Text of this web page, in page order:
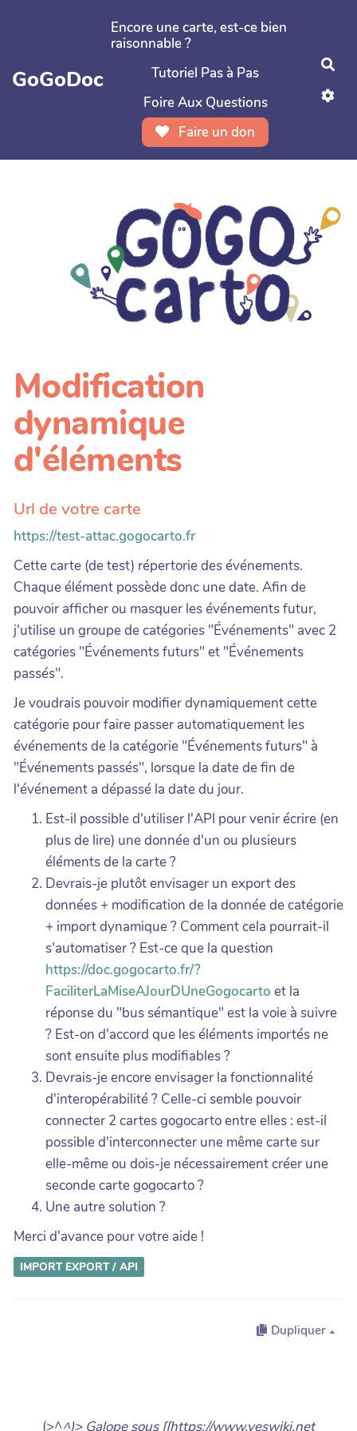
Aller au contenu principal
GoGoDoc
Encore une carte, est-ce bien
raisonnable ?
Tutoriel Pas à Pas
Foire Aux Questions
Faire un don
Modification
dynamique
d'éléments
Url de votre carte
https://test-attac.gogocarto.fr
Cette carte (de test) répertorie des événements.
Chaque élément possède donc une date. Afin de
pouvoir afficher ou masquer les événements futur,
j'utilise un groupe de catégories "Événements" avec 2
catégories "Événements futurs" et "Événements
passés".
Je voudrais pouvoir modifier dynamiquement cette
catégorie pour faire passer automatiquement les
événements de la catégorie "Événements futurs" à
"Événements passés", lorsque la date de fin de
l'événement a dépassé la date du jour.
Est-il possible d'utiliser l'API pour venir écrire (en
plus de lire) une donnée d'un ou plusieurs
éléments de la carte ?
Devrais-je plutôt envisager un export des
données + modification de la donnée de catégorie
+ import dynamique ? Comment cela pourrait-il
s'automatiser ? Est-ce que la question
https://doc.gogocarto.fr/?
FaciliterLaMiseAJourDUneGogocarto et la
réponse du "bus sémantique" est la voie à suivre
? Est-on d'accord que les éléments importés ne
sont ensuite plus modifiables ?
Devrais-je encore envisager la fonctionnalité
d'interopérabilité ? Celle-ci semble pouvoir
connecter 2 cartes gogocarto entre elles : est-il
possible d'interconnecter une même carte sur
elle-même ou dois-je nécessairement créer une
seconde carte gogocarto ?
Une autre solution ?
Merci d'avance pour votre aide !
IMPORT EXPORT / API
Dupliquer
(>^^)> Galope sous [[https://www.yeswiki.net